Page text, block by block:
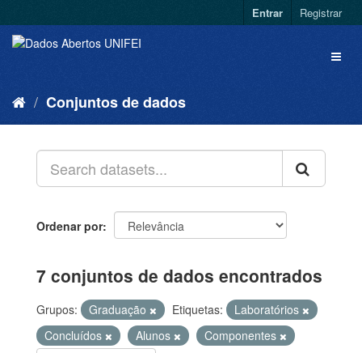
Entrar Registrar
Conjuntos de dados
Ordenar por
7 conjuntos de dados encontrados
Grupos: Graduação Etiquetas:
Laboratórios
Concluídos
Alunos
Componentes